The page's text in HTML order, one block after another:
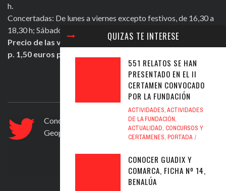
QUIZAS TE INTERESE
551 RELATOS SE HAN
PRESENTADO EN EL II
CERTAMEN CONVOCADO
POR LA FUNDACIÓN
ACTIVIDADES,ACTIVIDADES
DE LA FUNDACIÓN,
ACTUALIDAD, CONCURSOS Y
CERTÁMENES, PORTADA
CONOCER GUADIX Y
COMARCA, FICHA Nº 14,
BENALÚA
h.
Concertadas: De lunes a viernes excepto festivos, de 16,30 a
18,30 h; Sábados mañana de 11,30 a 13,30 h.
Precio de las visitas: Individual 2 euros. Grupos + de 10
p. 1,50 euros persona.
ULTIMOS TWEETS
Conocer Guadix y comarca, ficha nº 83. El
Geoparque de Granada
https://t.co/ad6594yfVv